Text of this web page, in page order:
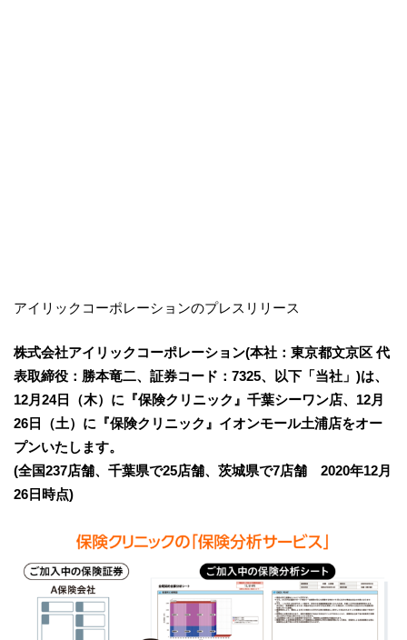
アイリックコーポレーションのプレスリリース
株式会社アイリックコーポレーション(本社：東京都文京区 代
表取締役：勝本竜二、証券コード：7325、以下「当社」)は、
12月24日（木）に『保険クリニック』千葉シーワン店、12月
26日（土）に『保険クリニック』イオンモール土浦店をオー
プンいたします。
(全国237店舗、千葉県で25店舗、茨城県で7店舗 2020年12月
26日時点)